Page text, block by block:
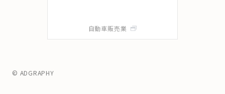
自動車販売業
© ADGRAPHY